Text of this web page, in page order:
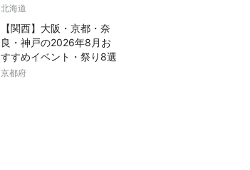
北海道
【関西】大阪・京都・奈
良・神戸の2026年8月お
すすめイベント・祭り8選
京都府